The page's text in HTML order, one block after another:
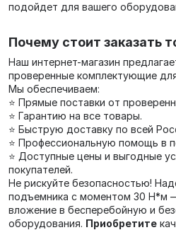
подойдет для вашего
Почему стоит заказать
Наш интернет-магазин
проверенные комплектующие
Мы обеспечиваем:
⭐ Прямые поставки от
⭐ Гарантию на все товары.
⭐ Быструю доставку по всей
⭐ Профессиональную помощь в
⭐ Доступные цены и выгодные
покупателей.
Не рискуйте безопасностью!
подъемника с моментом 30 Н*м
вложение в бесперебойную и
оборудования. Приобретите